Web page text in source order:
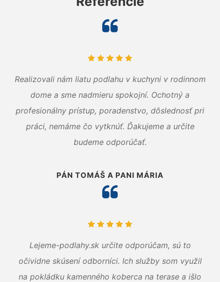
Realizovali nám liatu podlahu v kuchyni v rodinnom
dome a sme nadmieru spokojní. Ochotný a
profesionálny prístup, poradenstvo, dôslednosť pri
práci, nemáme čo vytknúť. Ďakujeme a určite
budeme odporúčať.
PÁN TOMÁŠ A PANI MÁRIA
Lejeme-podlahy.sk určite odporúčam, sú to
očividne skúsení odborníci. Ich služby som využil
na pokládku kamenného koberca na terase a išlo